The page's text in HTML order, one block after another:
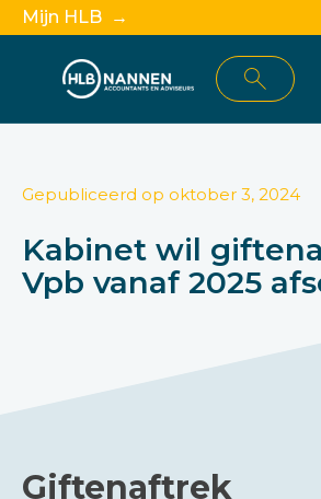
Mijn HLB →
Gepubliceerd op oktober 3, 2024
Kabinet wil
Vpb vanaf 2025
Giftenaftrek